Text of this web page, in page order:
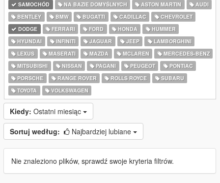
SAMOCHÓD NA BAZIE DOMYŚLNYCH ASTON MARTIN
AUDI
BENTLEY
BMW BUGATTI CADILLAC
CHEVROLET
DODGE
FERRARI FORD HONDA
HUMMER
HYUNDAI
INFINITI JAGUAR JEEP
LAMBORGHINI
LEXUS
MASERATI MAZDA MCLAREN
MERCEDES-BENZ
MITSUBISHI
NISSAN PAGANI PEUGEOT
PONTIAC
PORSCHE
RANGE ROVER ROLLS ROYCE
SUBARU
TOYOTA
VOLKSWAGEN
Kiedy: Ostatni miesiąc
Sortuj według: Najbardziej lubiane
Nie znaleziono plików, sprawdź swoje kryteria filtrów.